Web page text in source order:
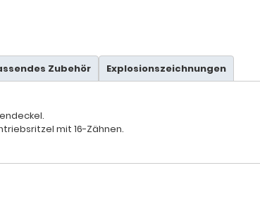
Zubehör Explosionszeichnungen
mit 16-Zähnen.